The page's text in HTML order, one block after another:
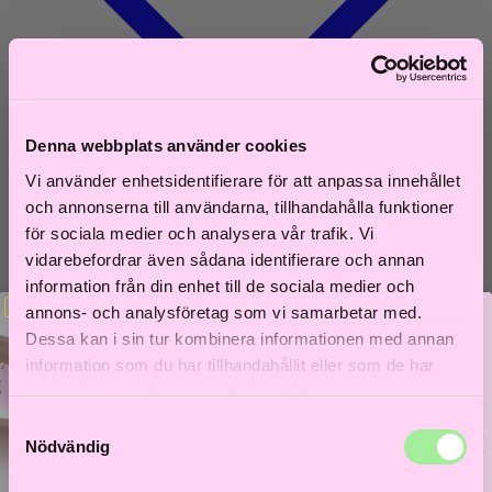
Denna webbplats använder cookies
Vi använder enhetsidentifierare för att anpassa innehållet
och annonserna till användarna, tillhandahålla funktioner
för sociala medier och analysera vår trafik. Vi
vidarebefordrar även sådana identifierare och annan
information från din enhet till de sociala medier och
annons- och analysföretag som vi samarbetar med.
Dessa kan i sin tur kombinera informationen med annan
information som du har tillhandahållit eller som de har
samlat in när du har använt deras tjänster.
Samtyckesval
Nödvändig
Shoppa efter hårtyp
Fint hår
Tjockt hår
Lockigt hår
Texturerat hår
Bättre hår börjar här!